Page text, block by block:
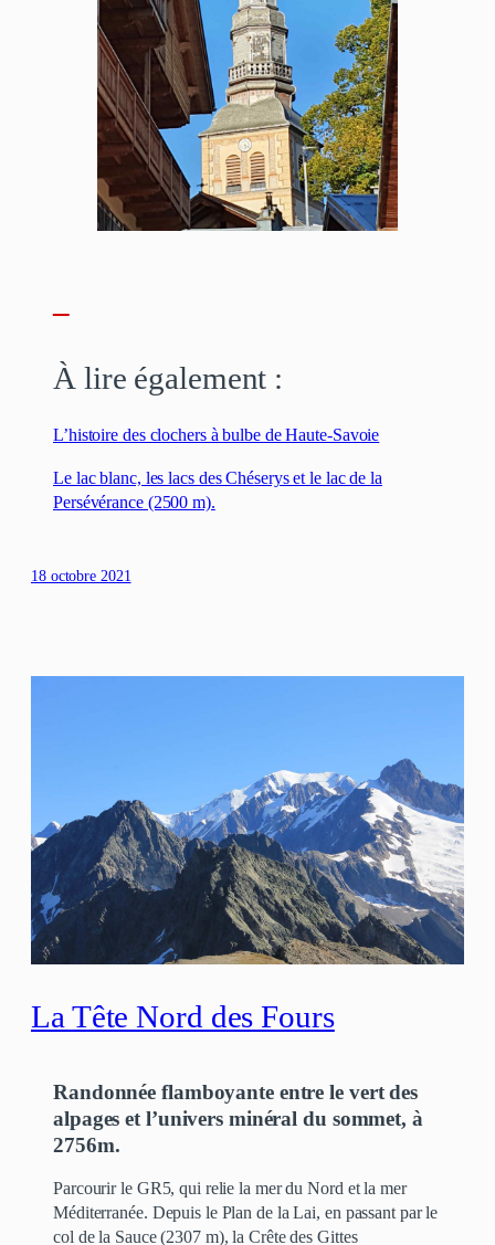
–
À lire également :
L’histoire des clochers à bulbe de Haute-Savoie
Le lac blanc, les lacs des Chéserys et le lac de la
Persévérance (2500 m).
18 octobre 2021
La Tête Nord des Fours
Randonnée flamboyante entre le vert des
alpages et l’univers minéral du sommet, à
2756m.
Parcourir le GR5, qui relie la mer du Nord et la mer
Méditerranée. Depuis le Plan de la Lai, en passant par le
col de la Sauce (2307 m), la Crête des Gittes